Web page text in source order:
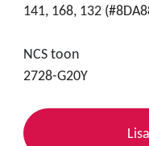
141, 168, 132
NCS toon
2728-G20Y